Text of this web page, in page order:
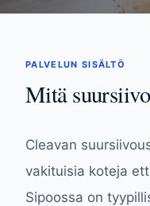
PALVELUN SISÄLTÖ
Mitä
Cleavan
vakituisia koteja
Sipoossa on